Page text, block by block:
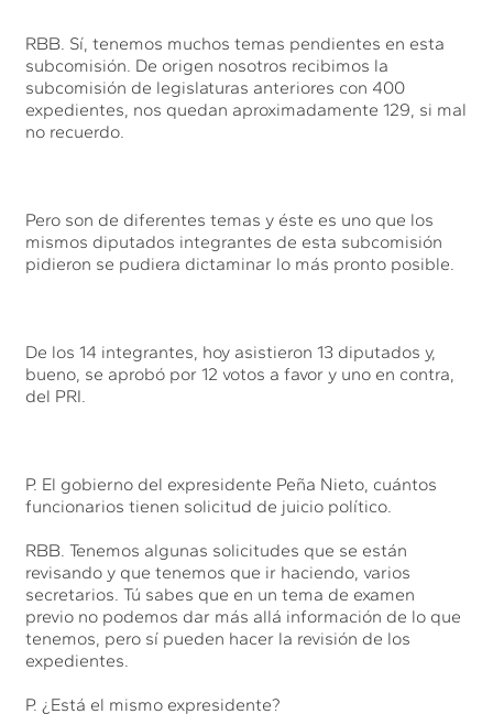
RBB. Sí, tenemos muchos temas pendientes en esta
subcomisión. De origen nosotros recibimos la
subcomisión de legislaturas anteriores con 400
expedientes, nos quedan aproximadamente 129, si mal
no recuerdo.
Pero son de diferentes temas y éste es uno que los
mismos diputados integrantes de esta subcomisión
pidieron se pudiera dictaminar lo más pronto posible.
De los 14 integrantes, hoy asistieron 13 diputados y,
bueno, se aprobó por 12 votos a favor y uno en contra,
del PRI.
P. El gobierno del expresidente Peña Nieto, cuántos
funcionarios tienen solicitud de juicio político.
RBB. Tenemos algunas solicitudes que se están
revisando y que tenemos que ir haciendo, varios
secretarios. Tú sabes que en un tema de examen
previo no podemos dar más allá información de lo que
tenemos, pero sí pueden hacer la revisión de los
expedientes.
P. ¿Está el mismo expresidente?